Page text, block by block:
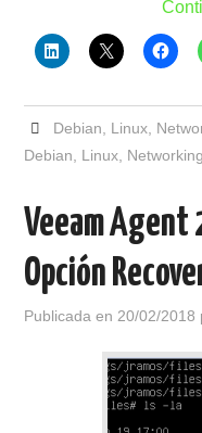
Debian Linux,
Debian
Linux Networking
Veeam Agent
Opción
Publicada en 20/02/2018